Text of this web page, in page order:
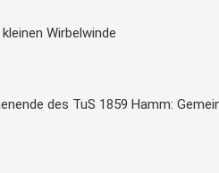
Wirbelwinde
des TuS 1859 Hamm: